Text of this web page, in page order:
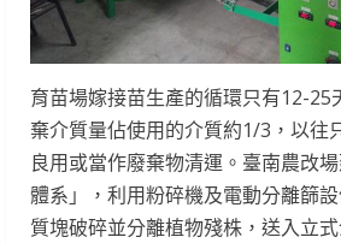
育苗場嫁接苗生產的循環只有12-25
棄介質量佔使用的介質約1/3，以往
良用或當作廢棄物清運。臺南農改
體系」，利用粉碎機及電動分離篩
質塊破碎並分離植物殘株，送入立